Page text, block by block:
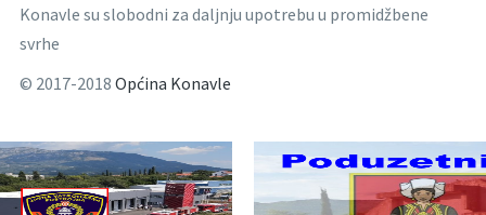
Konavle su slobodni za daljnju upotrebu u promidžbene
svrhe
© 2017-2018 Općina Konavle